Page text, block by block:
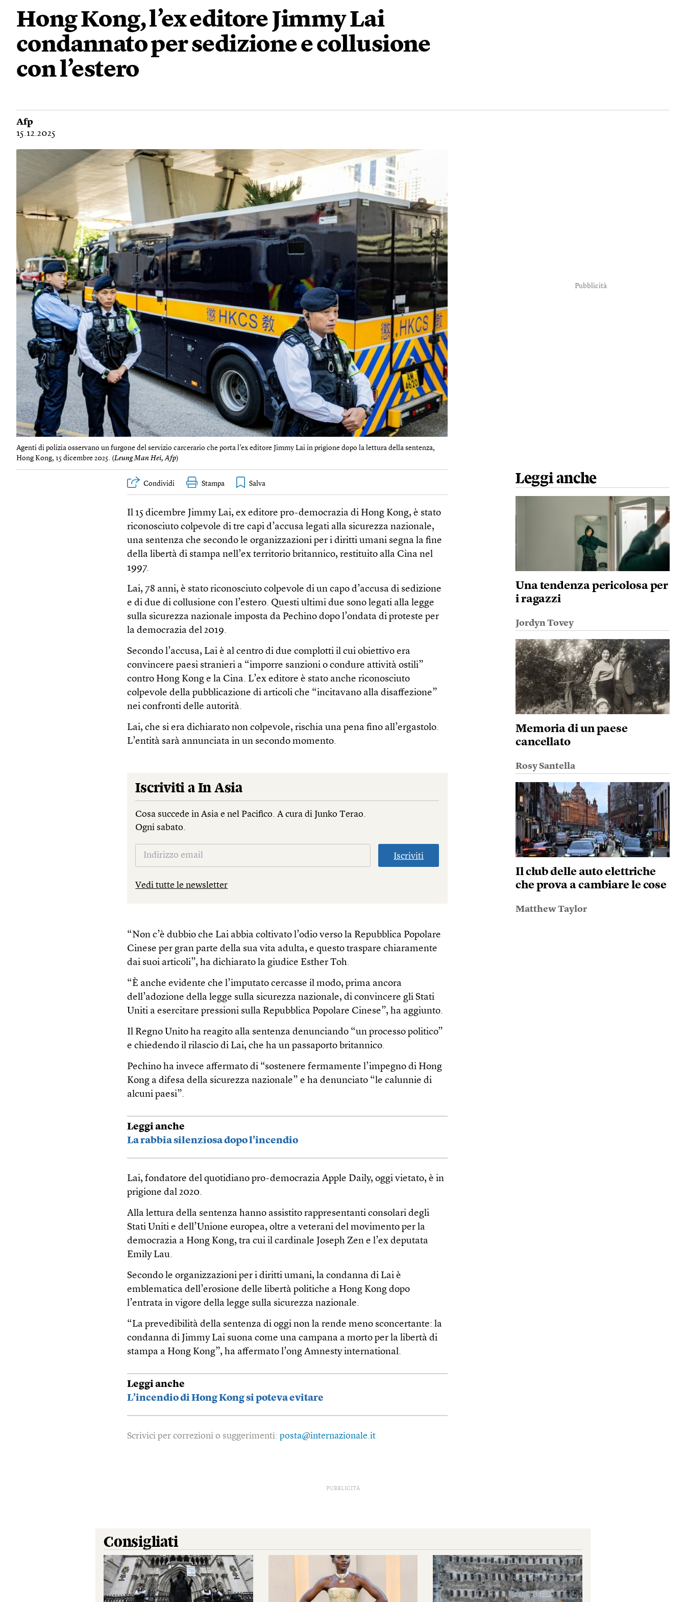
Hong Kong, l’ex editore Jimmy Lai
condannato per sedizione e collusione
con l’estero
Afp
15.12.2025
Agenti di polizia osservano un furgone del servizio carcerario che porta l’ex editore Jimmy Lai in prigione dopo la lettura della sentenza,
Hong Kong, 15 dicembre 2025. (Leung Man Hei, Afp)
Pubblicità
Condividi Stampa
Il 15 dicembre Jimmy Lai, ex editore pro-democrazia di Hong Kong, è stato
riconosciuto colpevole di tre capi d’accusa legati alla sicurezza nazionale,
una sentenza che secondo le organizzazioni per i diritti umani segna la fine
della libertà di stampa nell’ex territorio britannico, restituito alla Cina nel
1997.
Lai, 78 anni, è stato riconosciuto colpevole di un capo d’accusa di sedizione
e di due di collusione con l’estero. Questi ultimi due sono legati alla legge
sulla sicurezza nazionale imposta da Pechino dopo l’ondata di proteste per
la democrazia del 2019.
Secondo l’accusa, Lai è al centro di due complotti il cui obiettivo era
convincere paesi stranieri a “imporre sanzioni o condure attività ostili”
contro Hong Kong e la Cina. L’ex editore è stato anche riconosciuto
colpevole della pubblicazione di articoli che “incitavano alla disaffezione”
nei confronti delle autorità.
Lai, che si era dichiarato non colpevole, rischia una pena fino all’ergastolo.
L’entità sarà annunciata in un secondo momento.
Iscriviti a In Asia
Cosa succede in Asia e nel Pacifico. A cura di Junko Terao.
Ogni sabato.
Iscriviti
Vedi tutte le newsletter
“Non c’è dubbio che Lai abbia coltivato l’odio verso la Repubblica Popolare
Cinese per gran parte della sua vita adulta, e questo traspare chiaramente
dai suoi articoli”, ha dichiarato la giudice Esther Toh.
“È anche evidente che l’imputato cercasse il modo, prima ancora
dell’adozione della legge sulla sicurezza nazionale, di convincere gli Stati
Uniti a esercitare pressioni sulla Repubblica Popolare Cinese”, ha aggiunto.
Il Regno Unito ha reagito alla sentenza denunciando “un processo politico”
e chiedendo il rilascio di Lai, che ha un passaporto britannico.
Pechino ha invece affermato di “sostenere fermamente l’impegno di Hong
Kong a difesa della sicurezza nazionale” e ha denunciato “le calunnie di
alcuni paesi”.
Leggi anche
La rabbia silenziosa dopo l’incendio
Lai, fondatore del quotidiano pro-democrazia Apple Daily, oggi vietato, è in
prigione dal 2020.
Alla lettura della sentenza hanno assistito rappresentanti consolari degli
Stati Uniti e dell’Unione europea, oltre a veterani del movimento per la
democrazia a Hong Kong, tra cui il cardinale Joseph Zen e l’ex deputata
Emily Lau.
Secondo le organizzazioni per i diritti umani, la condanna di Lai è
emblematica dell’erosione delle libertà politiche a Hong Kong dopo
l’entrata in vigore della legge sulla sicurezza nazionale.
“La prevedibilità della sentenza di oggi non la rende meno sconcertante: la
condanna di Jimmy Lai suona come una campana a morto per la libertà di
stampa a Hong Kong”, ha affermato l’ong Amnesty international.
Leggi anche
L’incendio di Hong Kong si poteva evitare
Scrivici per correzioni o suggerimenti:posta@internazionale.it
Leggi anche
Una tendenza pericolosa per
i ragazzi
Jordyn Tovey
Memoria di un paese
cancellato
Rosy Santella
Il club delle auto elettriche
che prova a cambiare le cose
Matthew Taylor
PUBBLICITÀ
Consigliati